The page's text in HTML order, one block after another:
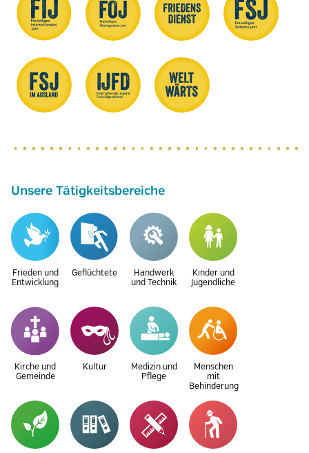
Unsere Tätigkeitsbereiche
Frieden und
Entwicklung
Geflüchtete
Handwerk
und Technik
Kinder und
Jugendliche
Kirche und
Gemeinde
Kultur
Medizin und
Pflege
Menschen
mit
Behinderung